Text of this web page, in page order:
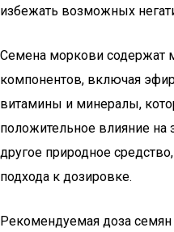
избежать возможных
Семена моркови содержат
компонентов, включая
витамины и минералы,
положительное влияние
другое природное
подхода к дозировке.
Рекомендуемая доза